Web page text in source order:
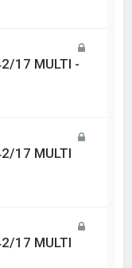
17 MULTI -
17 MULTI
17 MULTI